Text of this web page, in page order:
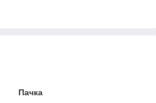
Пачка